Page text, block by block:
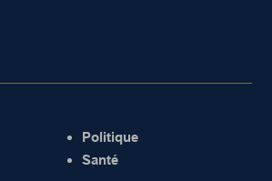
Politique
Santé